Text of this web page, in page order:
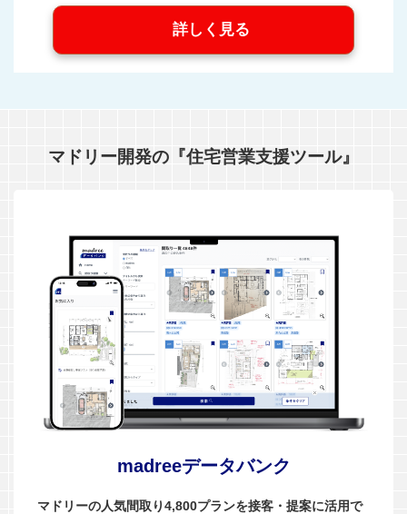
詳しく見る
マドリー開発の『住宅営業支援ツール』
madreeデータバンク
マドリーの人気間取り4,800プランを接客・提案に活用で